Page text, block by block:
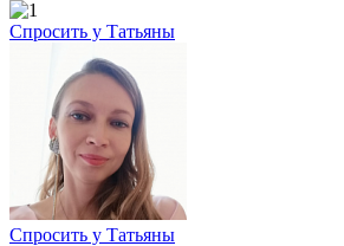
Спросить у Татьяны
Спросить у Татьяны